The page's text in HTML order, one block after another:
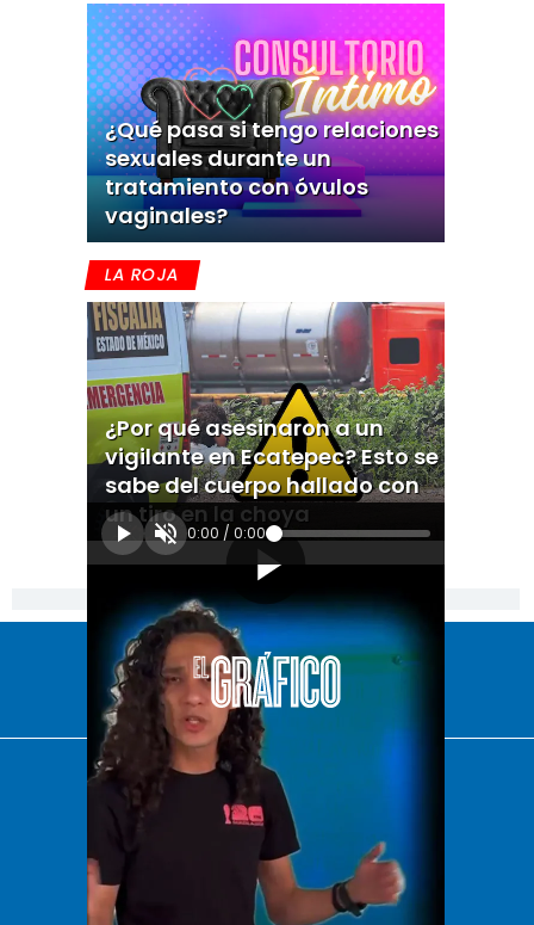
¿Qué pasa si tengo relaciones
sexuales durante un
tratamiento con óvulos
vaginales?
LA ROJA
¿Por qué asesinaron a un
vigilante en Ecatepec? Esto se
sabe del cuerpo hallado con
un tiro en la choya
0:00 / 0:00
[Publicidad]
El Universal
Vive USA
Clase